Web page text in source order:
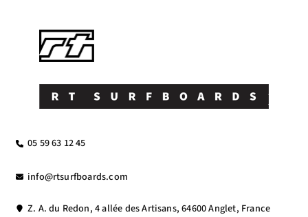
05 59 63 12 45
info@rtsurfboards.com
Z. A. du Redon, 4 allée des Artisans, 64600 Anglet, France